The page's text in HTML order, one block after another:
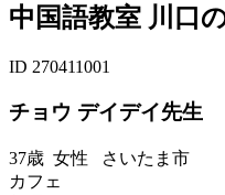
中国語教室 川口
ID 270411001
チョウ デイデイ先生
37歳 女性 さいたま市
カフェ